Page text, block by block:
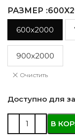
РАЗМЕР
600x2000
900x2000
Очистить
Доступно для
В